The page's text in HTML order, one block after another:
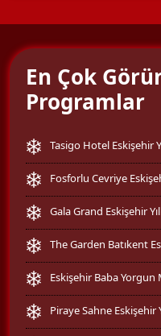
En Çok
Programlar
Tasigo Hotel Eskişehir
Fosforlu Cevriye
Gala Grand Eskişehir
The Garden Batıkent
Eskişehir Baba Yorgun
Piraye Sahne Eskişehir